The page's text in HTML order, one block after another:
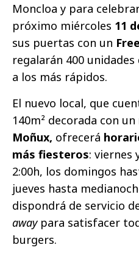
Moncloa y para
próximo miércoles 11
sus puertas con un
regalarán 400 unidades
a los más rápidos.
El nuevo local, que
140m² decorada con un
Moñux, ofrecerá
más fiesteros: viernes
2:00h, los domingos
jueves hasta
dispondrá de servicio
awaypara satisfacer
burgers.